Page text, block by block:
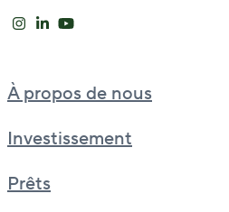
À propos de nous
Investissement
Prêts